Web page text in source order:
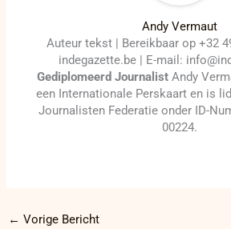
Andy Vermaut
Auteur tekst | Bereikbaar op +32
indegazette.be | E-mail:
Gediplomeerd Journalist Andy
een Internationale Perskaart en is
Journalisten Federatie onder ID-
00224.
← Vorige Bericht